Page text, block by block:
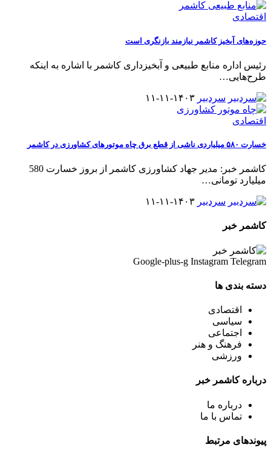
اقتصادی
حوزه‌های آبخیز کاشمر نیازمند بازنگری است
رئیس اداره منابع طبیعی و آبخیزداری کاشمر با اشاره به اینکه
طرح‌هایی…
سردبیر ۱۴۰۳-۱۱-۱۱
اقتصادی
خسارت ۵۸۰ میلیاردی ناشی از قطع برق چاه موتورهای کشاورزی در کاشمر
کاشمر خبر: مدیر جهاد کشاورزی کاشمر از بروز خسارت 580
میلیارد تومانی…
سردبیر ۱۴۰۳-۱۱-۱۱
کاشمر خبر
Google-plus-g Instagram Telegram
دسته بندی ها
اقتصادی
سیاسی
اجتماعی
فرهنگ و هنر
ورزشی
درباره کاشمر خبر
درباره ما
تماس با ما
پیوندهای مرتبط